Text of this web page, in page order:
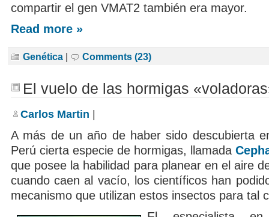
compartir el gen VMAT2 también era mayor.
Read more »
Genética | Comments (23)
El vuelo de las hormigas
Carlos Martin
A más de un año de haber sido descubierta
Perú cierta especie de hormigas, llamada
que posee la habilidad para planear en el aire
cuando caen al vacío, los científicos han
mecanismo que utilizan estos insectos para tal